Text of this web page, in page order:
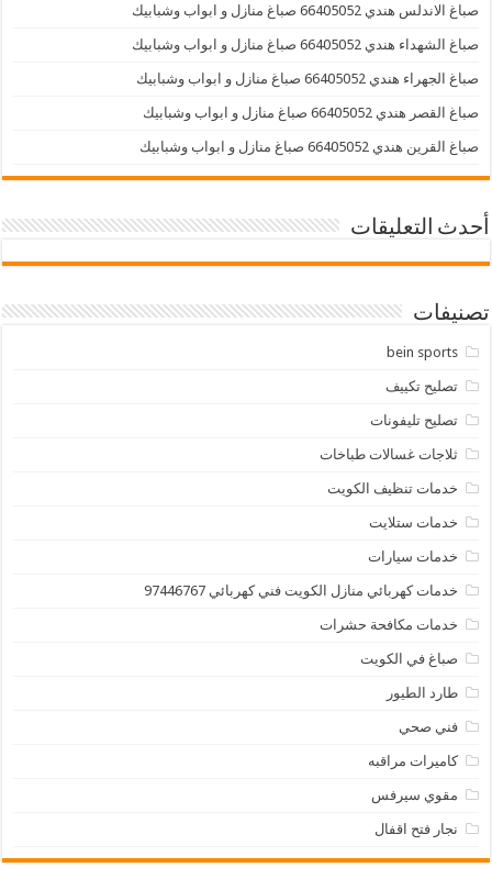
صباغ الاندلس هندي 66405052 صباغ منازل و ابواب وشبابيك
صباغ الشهداء هندي 66405052 صباغ منازل و ابواب وشبابيك
صباغ الجهراء هندي 66405052 صباغ منازل و ابواب وشبابيك
صباغ القصر هندي 66405052 صباغ منازل و ابواب وشبابيك
صباغ القرين هندي 66405052 صباغ منازل و ابواب وشبابيك
أحدث التعليقات
تصنيفات
bein sports
تصليح تكييف
تصليح تليفونات
ثلاجات غسالات طباخات
خدمات تنظيف الكويت
خدمات ستلايت
خدمات سيارات
خدمات كهربائي منازل الكويت فني كهربائي 97446767
خدمات مكافحة حشرات
صباغ في الكويت
طارد الطيور
فني صحي
كاميرات مراقبه
مقوي سيرفس
نجار فتح اقفال